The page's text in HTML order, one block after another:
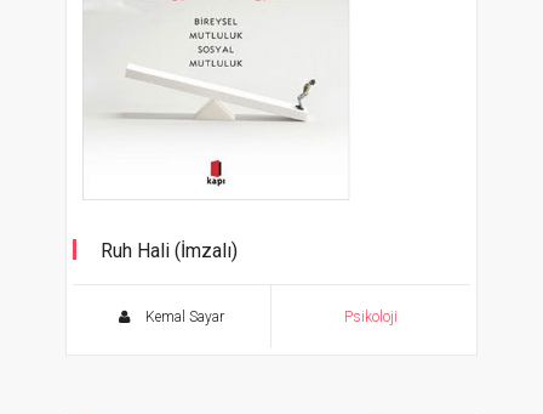
Ruh Hali (İmzalı)
Kemal Sayar Psikoloji